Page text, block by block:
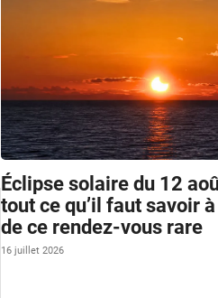
Éclipse solaire du 12
tout ce qu’il faut savoir
de ce rendez-vous rare
16 juillet 2026